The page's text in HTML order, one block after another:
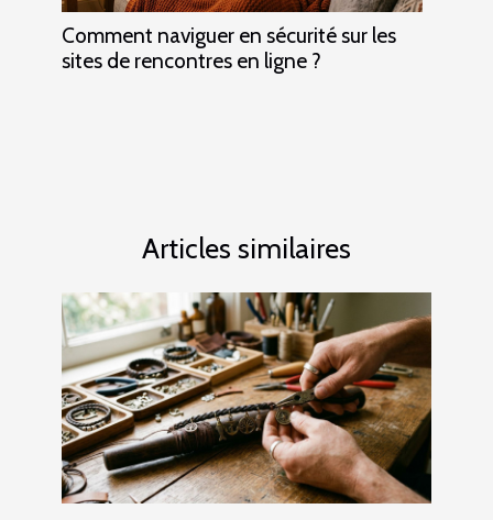
Comment naviguer en sécurité sur les
sites de rencontres en ligne ?
Articles similaires